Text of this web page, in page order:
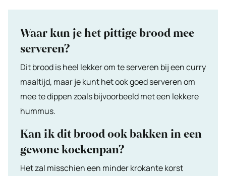
Waar kun je het pittige brood mee
serveren?
Dit brood is heel lekker om te serveren bij een curry
maaltijd, maar je kunt het ook goed serveren om
mee te dippen zoals bijvoorbeeld met een lekkere
hummus.
Kan ik dit brood ook bakken in een
gewone koekenpan?
Het zal misschien een minder krokante korst